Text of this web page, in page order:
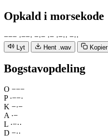
Opkald i morsekode
−−− ·−−· −·− ·− ·−·· −··
Lyt Hent .wav Kopier
Bogstavopdeling
O −−−
P ·−−·
K −·−
A ·−
L ·−··
D −··